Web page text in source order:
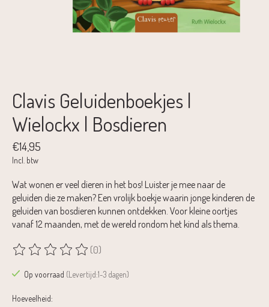
Clavis Geluidenboekjes |
Wielockx | Bosdieren
€14,95
Incl. btw
Wat wonen er veel dieren in het bos! Luister je mee naar de
geluiden die ze maken? Een vrolijk boekje waarin jonge kinderen de
geluiden van bosdieren kunnen ontdekken. Voor kleine oortjes
vanaf 12 maanden, met de wereld rondom het kind als thema.
De beoordeling van dit product is
(0)
Op voorraad (Levertijd:1-3 dagen)
Hoeveelheid: